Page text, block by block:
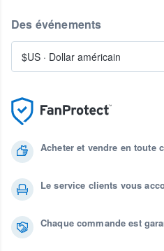
Acheter et vendre en toute
Le service clients vous
Chaque commande est
Des événements
$US · Dollar américain